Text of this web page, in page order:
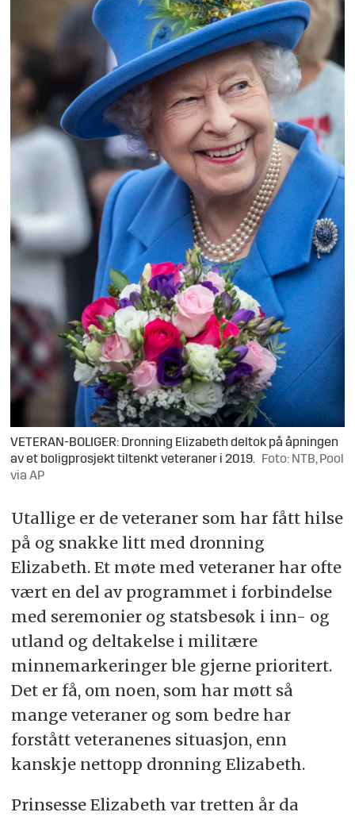
VETERAN-BOLIGER: Dronning Elizabeth deltok på åpningen
av et boligprosjekt tiltenkt veteraner i 2019.
Foto: NTB, Pool
via AP
Utallige er de veteraner som har fått hilse
på og snakke litt med dronning
Elizabeth. Et møte med veteraner har ofte
vært en del av programmet i forbindelse
med seremonier og statsbesøk i inn- og
utland og deltakelse i militære
minnemarkeringer ble gjerne prioritert.
Det er få, om noen, som har møtt så
mange veteraner og som bedre har
forstått veteranenes situasjon, enn
kanskje nettopp dronning Elizabeth.
Prinsesse Elizabeth var tretten år da